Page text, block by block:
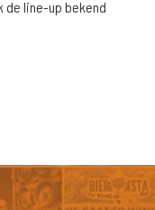
de line-up bekend